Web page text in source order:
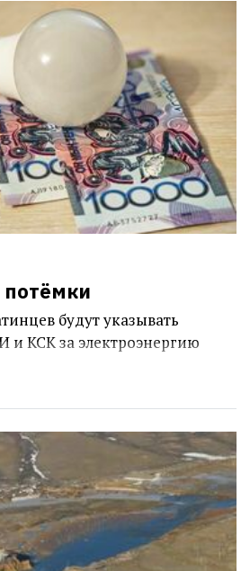
будут указывать
и КСК за электроэнергию